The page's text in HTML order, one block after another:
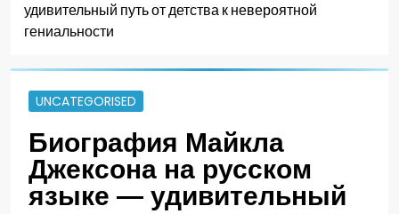
удивительный путь от детства к невероятной
гениальности
UNCATEGORISED
Биография Майкла
Джексона на русском
языке — удивительный